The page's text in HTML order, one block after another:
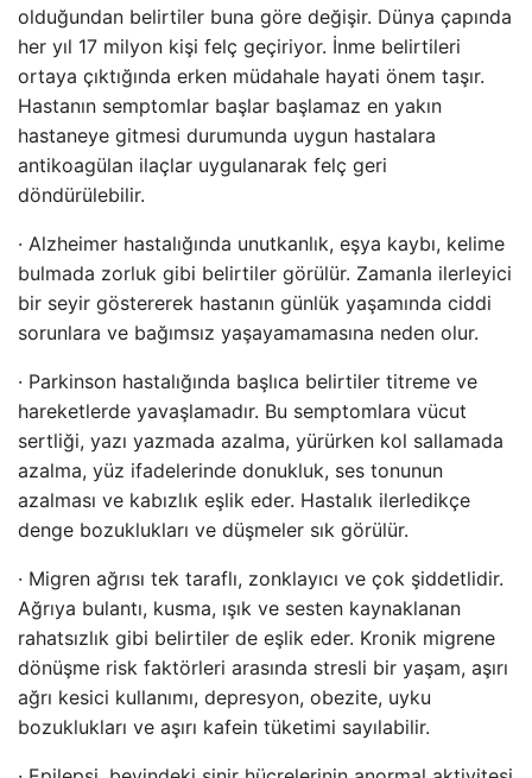
olduğundan belirtiler buna göre değişir. Dünya çapında
her yıl 17 milyon kişi felç geçiriyor. İnme belirtileri
ortaya çıktığında erken müdahale hayati önem taşır.
Hastanın semptomlar başlar başlamaz en yakın
hastaneye gitmesi durumunda uygun hastalara
antikoagülan ilaçlar uygulanarak felç geri
döndürülebilir.
· Alzheimer hastalığında unutkanlık, eşya kaybı, kelime
bulmada zorluk gibi belirtiler görülür. Zamanla ilerleyici
bir seyir göstererek hastanın günlük yaşamında ciddi
sorunlara ve bağımsız yaşayamamasına neden olur.
· Parkinson hastalığında başlıca belirtiler titreme ve
hareketlerde yavaşlamadır. Bu semptomlara vücut
sertliği, yazı yazmada azalma, yürürken kol sallamada
azalma, yüz ifadelerinde donukluk, ses tonunun
azalması ve kabızlık eşlik eder. Hastalık ilerledikçe
denge bozuklukları ve düşmeler sık ​​görülür.
· Migren ağrısı tek taraflı, zonklayıcı ve çok şiddetlidir.
Ağrıya bulantı, kusma, ışık ve sesten kaynaklanan
rahatsızlık gibi belirtiler de eşlik eder. Kronik migrene
dönüşme risk faktörleri arasında stresli bir yaşam, aşırı
ağrı kesici kullanımı, depresyon, obezite, uyku
bozuklukları ve aşırı kafein tüketimi sayılabilir.